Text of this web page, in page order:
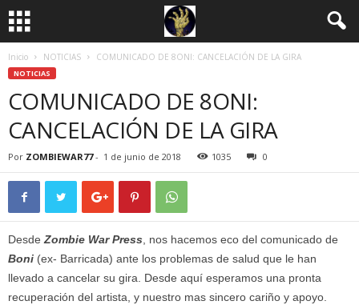
Inicio NOTICIAS COMUNICADO DE 8ONI: CANCELACIÓN DE LA GIRA
NOTICIAS
COMUNICADO DE 8ONI:
CANCELACIÓN DE LA GIRA
Por ZOMBIEWAR77- 1 de junio de 2018 1035 0
Desde Zombie War Press , nos hacemos eco del comunicado de
Boni (ex- Barricada) ante los problemas de salud que le han
llevado a cancelar su gira. Desde aquí esperamos una pronta
recuperación del artista, y nuestro mas sincero cariño y apoyo.